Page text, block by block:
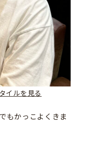
イルを見る
もかっこよくきま